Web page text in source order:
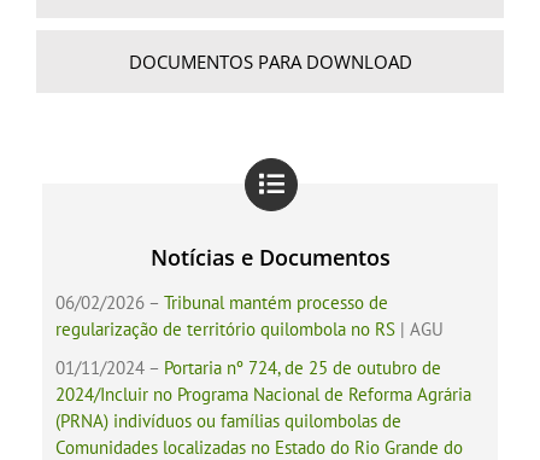
DOCUMENTOS PARA DOWNLOAD
Notícias e Documentos
06/02/2026 –Tribunal mantém processo de
regularização de território quilombola no RS | AGU
01/11/2024 – Portaria nº 724, de 25 de outubro de
2024/Incluir no Programa Nacional de Reforma Agrária
(PRNA) indivíduos ou famílias quilombolas de
Comunidades localizadas no Estado do Rio Grande do